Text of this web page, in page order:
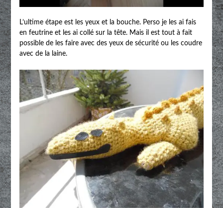
L’ultime étape est les yeux et la bouche. Perso je les ai fais
en feutrine et les ai collé sur la tête. Mais il est tout à fait
possible de les faire avec des yeux de sécurité ou les coudre
avec de la laine.